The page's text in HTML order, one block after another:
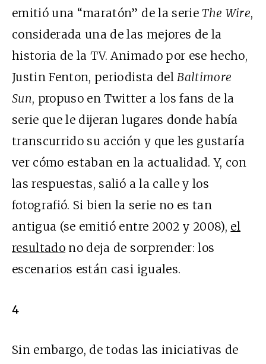
emitió una “maratón” de la serieThe Wire,
considerada una de las mejores de la
historia de la TV. Animado por ese hecho,
Justin Fenton, periodista delBaltimore
Sun, propuso en Twitter a los fans de la
serie que le dijeran lugares donde había
transcurrido su acción y que les gustaría
ver cómo estaban en la actualidad. Y, con
las respuestas, salió a la calle y los
fotografió. Si bien la serie no es tan
antigua (se emitió entre 2002 y 2008), el
resultado no deja de sorprender: los
escenarios están casi iguales.
4
Sin embargo, de todas las iniciativas de